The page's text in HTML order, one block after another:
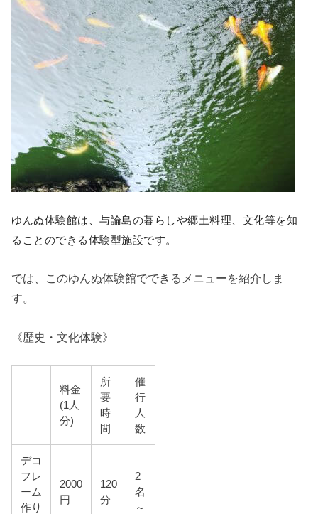
ゆんぬ体験館は、与論島の暮らしや郷土料理、文化等を知
ることのできる体験型施設です。
では、このゆんぬ体験館でできるメニューを紹介しま
す。
《歴史・文化体験》
料金
(1人
分)
所
要
時
間
催
行
人
数
デコ
フレ
ーム
作り
2000
円
120
分
2
名
～